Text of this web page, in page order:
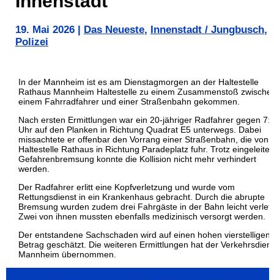
19. Mai 2026 Das Neueste, Innenstadt / Jungbusch,
Polizei
In der Mannheim ist es am Dienstagmorgen an der Haltestelle
Rathaus Mannheim Haltestelle zu einem Zusammenstoß
einem Fahrradfahrer und einer Straßenbahn gekommen.
Nach ersten Ermittlungen war ein 20-jähriger Radfahrer gegen
Uhr auf den Planken in Richtung Quadrat E5 unterwegs. Dabei
missachtete er offenbar den Vorrang einer Straßenbahn, die von
Haltestelle Rathaus in Richtung Paradeplatz fuhr. Trotz
Gefahrenbremsung konnte die Kollision nicht mehr verhindert
werden.
Der Radfahrer erlitt eine Kopfverletzung und wurde vom
Rettungsdienst in ein Krankenhaus gebracht. Durch die abrupte
Bremsung wurden zudem drei Fahrgäste in der Bahn leicht
Zwei von ihnen mussten ebenfalls medizinisch versorgt werden.
Der entstandene Sachschaden wird auf einen hohen vierstelligen
Betrag geschätzt. Die weiteren Ermittlungen hat der
Mannheim übernommen.